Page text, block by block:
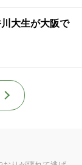
大生が大阪で